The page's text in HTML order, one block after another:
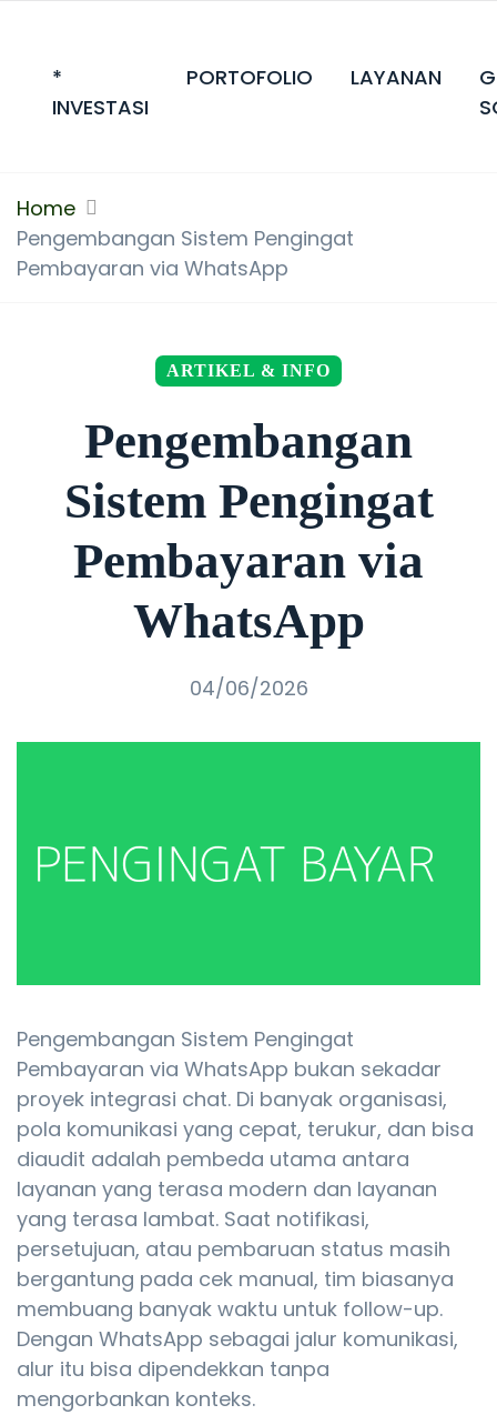
*
INVESTASI
PORTOFOLIO LAYANAN
Home
Pengembangan Sistem Pengingat
Pembayaran via WhatsApp
ARTIKEL & INFO
Pengembangan
Sistem Pengingat
Pembayaran via
WhatsApp
04/06/2026
Pengembangan Sistem Pengingat
Pembayaran via WhatsApp bukan sekadar
proyek integrasi chat. Di banyak organisasi,
pola komunikasi yang cepat, terukur, dan bisa
diaudit adalah pembeda utama antara
layanan yang terasa modern dan layanan
yang terasa lambat. Saat notifikasi,
persetujuan, atau pembaruan status masih
bergantung pada cek manual, tim biasanya
membuang banyak waktu untuk follow-up.
Dengan WhatsApp sebagai jalur komunikasi,
alur itu bisa dipendekkan tanpa
mengorbankan konteks.